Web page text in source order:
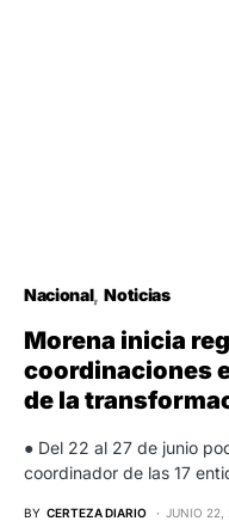
Nacional Noticias
Morena inicia
coordinaciones
de la
● Del 22 al 27 de junio
coordinador de las 17
BY CERTEZA DIARIO JUNIO 22,